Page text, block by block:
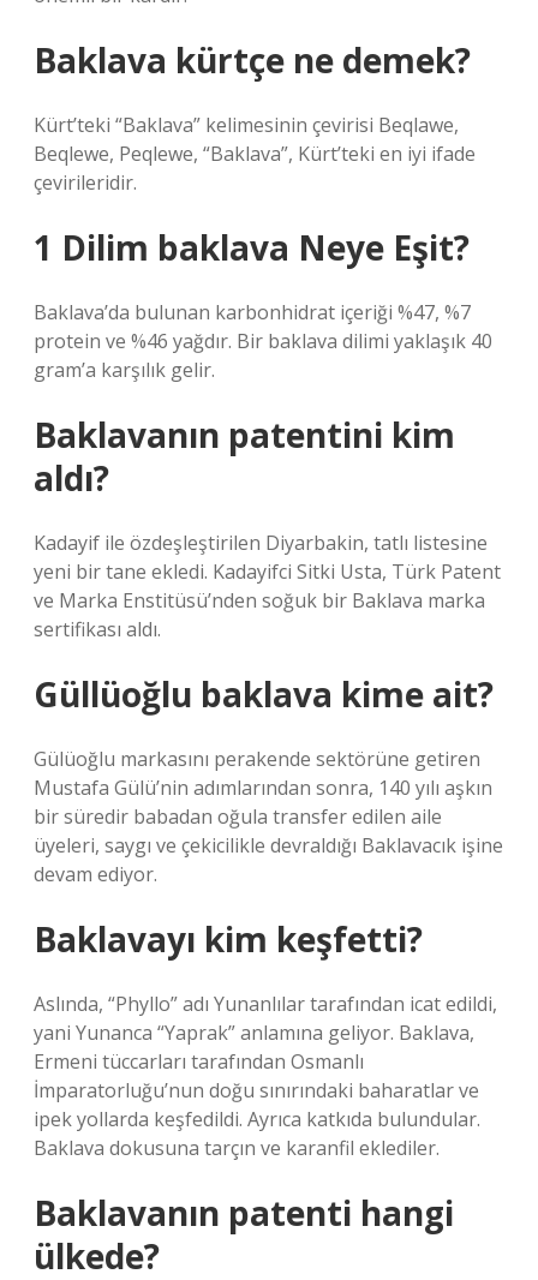
Baklava kürtçe ne demek?
Kürt’teki “Baklava” kelimesinin çevirisi Beqlawe,
Beqlewe, Peqlewe, “Baklava”, Kürt’teki en iyi ifade
çevirileridir.
1 Dilim baklava Neye Eşit?
Baklava’da bulunan karbonhidrat içeriği %47, %7
protein ve %46 yağdır. Bir baklava dilimi yaklaşık 40
gram’a karşılık gelir.
Baklavanın patentini kim
aldı?
Kadayif ile özdeşleştirilen Diyarbakin, tatlı listesine
yeni bir tane ekledi. Kadayifci Sitki Usta, Türk Patent
ve Marka Enstitüsü’nden soğuk bir Baklava marka
sertifikası aldı.
Güllüoğlu baklava kime ait?
Gülüoğlu markasını perakende sektörüne getiren
Mustafa Gülü’nin adımlarından sonra, 140 yılı aşkın
bir süredir babadan oğula transfer edilen aile
üyeleri, saygı ve çekicilikle devraldığı Baklavacık işine
devam ediyor.
Baklavayı kim keşfetti?
Aslında, “Phyllo” adı Yunanlılar tarafından icat edildi,
yani Yunanca “Yaprak” anlamına geliyor. Baklava,
Ermeni tüccarları tarafından Osmanlı
İmparatorluğu’nun doğu sınırındaki baharatlar ve
ipek yollarda keşfedildi. Ayrıca katkıda bulundular.
Baklava dokusuna tarçın ve karanfil eklediler.
Baklavanın patenti hangi
ülkede?